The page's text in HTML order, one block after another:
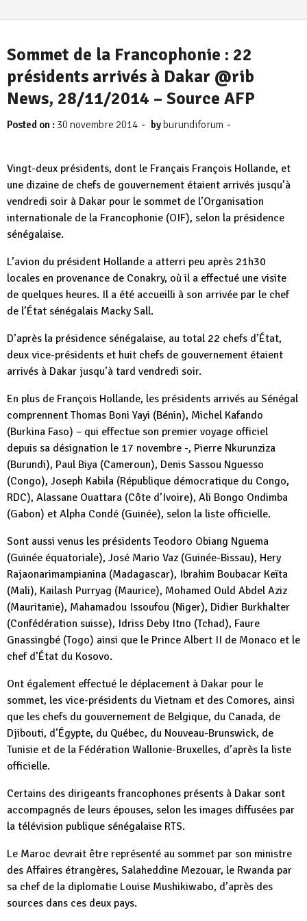
Sommet de la Francophonie : 22
présidents arrivés à Dakar @rib
News, 28/11/2014 – Source AFP
Posted on : 30 novembre 2014 - by burundiforum -
Vingt-deux présidents, dont le Français François Hollande, et
une dizaine de chefs de gouvernement étaient arrivés jusqu’à
vendredi soir à Dakar pour le sommet de l’Organisation
internationale de la Francophonie (OIF), selon la présidence
sénégalaise.
L’avion du président Hollande a atterri peu après 21h30
locales en provenance de Conakry, où il a effectué une visite
de quelques heures. Il a été accueilli à son arrivée par le chef
de l’État sénégalais Macky Sall.
D’après la présidence sénégalaise, au total 22 chefs d’État,
deux vice-présidents et huit chefs de gouvernement étaient
arrivés à Dakar jusqu’à tard vendredi soir.
En plus de François Hollande, les présidents arrivés au Sénégal
comprennent Thomas Boni Yayi (Bénin), Michel Kafando
(Burkina Faso) – qui effectue son premier voyage officiel
depuis sa désignation le 17 novembre -, Pierre Nkurunziza
(Burundi), Paul Biya (Cameroun), Denis Sassou Nguesso
(Congo), Joseph Kabila (République démocratique du Congo,
RDC), Alassane Ouattara (Côte d’Ivoire), Ali Bongo Ondimba
(Gabon) et Alpha Condé (Guinée), selon la liste officielle.
Sont aussi venus les présidents Teodoro Obiang Nguema
(Guinée équatoriale), José Mario Vaz (Guinée-Bissau), Hery
Rajaonarimampianina (Madagascar), Ibrahim Boubacar Keïta
(Mali), Kailash Purryag (Maurice), Mohamed Ould Abdel Aziz
(Mauritanie), Mahamadou Issoufou (Niger), Didier Burkhalter
(Confédération suisse), Idriss Deby Itno (Tchad), Faure
Gnassingbé (Togo) ainsi que le Prince Albert II de Monaco et le
chef d’État du Kosovo.
Ont également effectué le déplacement à Dakar pour le
sommet, les vice-présidents du Vietnam et des Comores, ainsi
que les chefs du gouvernement de Belgique, du Canada, de
Djibouti, d’Égypte, du Québec, du Nouveau-Brunswick, de
Tunisie et de la Fédération Wallonie-Bruxelles, d’après la liste
officielle.
Certains des dirigeants francophones présents à Dakar sont
accompagnés de leurs épouses, selon les images diffusées par
la télévision publique sénégalaise RTS.
Le Maroc devrait être représenté au sommet par son ministre
des Affaires étrangères, Salaheddine Mezouar, le Rwanda par
sa chef de la diplomatie Louise Mushikiwabo, d’après des
sources dans ces deux pays.